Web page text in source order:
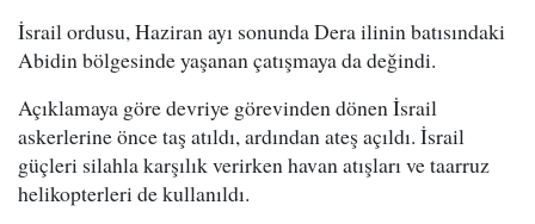
İsrail ordusu, Haziran ayı sonunda Dera ilinin batısındaki
Abidin bölgesinde yaşanan çatışmaya da değindi.
Açıklamaya göre devriye görevinden dönen İsrail
askerlerine önce taş atıldı, ardından ateş açıldı. İsrail
güçleri silahla karşılık verirken havan atışları ve taarruz
helikopterleri de kullanıldı.